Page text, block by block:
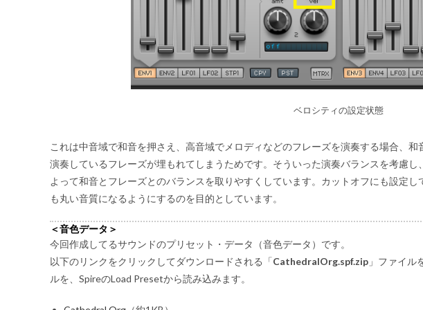
ベロシティの設定状態
これは中音域で和音を押さえ、高音域でメロディなどのフレーズを演奏する場合、
演奏しているフレーズが埋もれてしまうためです。そういった演奏バランスを考慮
よって和音とフレーズとのバランスを取りやすくしています。カットオフにも設定
も丸い音質になるようにするのを目的としています。
＜音色データ＞
今回作成してるサウンドのプリセット・データ（音色データ）です。
以下のリンクをクリックしてダウンロードされる「CathedralOrg.spf.zip 」ファイル
ルを、SpireのLoad Presetから読み込みます。